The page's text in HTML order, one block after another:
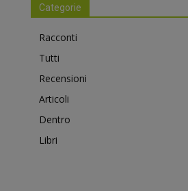
Categorie
Racconti
Tutti
Recensioni
Articoli
Dentro
Libri